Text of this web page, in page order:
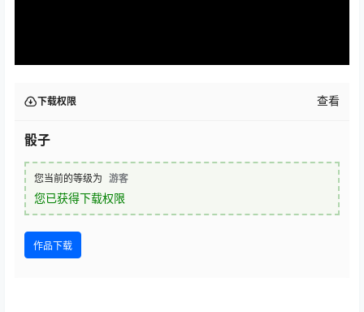
下载权限 查看
骰子
您当前的等级为 游客
您已获得下载权限
作品下载